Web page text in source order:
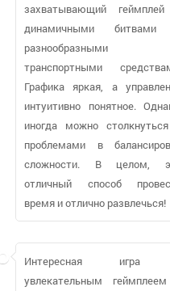
захватывающий
динамичными
разнообразными
транспортными
Графика яркая, а
интуитивно понятное.
иногда можно
проблемами в
сложности. В целом,
отличный способ
время и отлично развлечься!
Интересная игра
увлекательным